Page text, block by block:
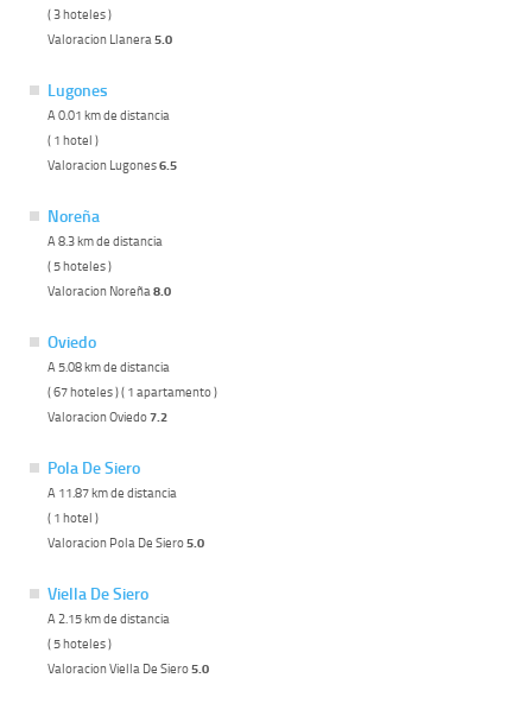
( 3 hoteles )
Valoracion Llanera5.0
Lugones
A 0.01 km de distancia
( 1 hotel )
Valoracion Lugones6.5
Noreña
A 8.3 km de distancia
( 5 hoteles )
Valoracion Noreña8.0
Oviedo
A 5.08 km de distancia
( 67 hoteles ) ( 1 apartamento )
Valoracion Oviedo7.2
Pola De Siero
A 11.87 km de distancia
( 1 hotel )
Valoracion Pola De Siero5.0
Viella De Siero
A 2.15 km de distancia
( 5 hoteles )
Valoracion Viella De Siero5.0